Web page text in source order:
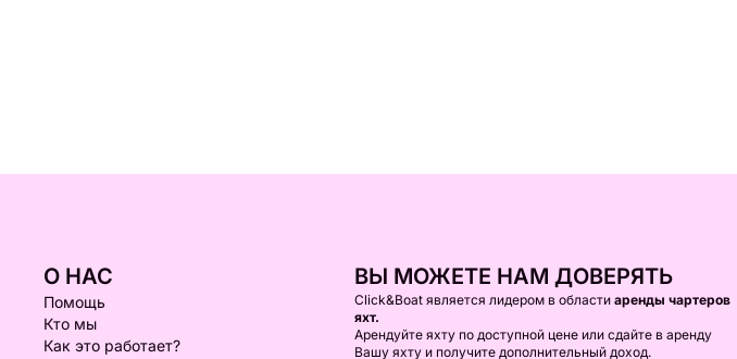
О НАС
Помощь
Кто мы
Как это работает?
ВЫ МОЖЕТЕ НАМ ДОВЕРЯТЬ
Click&Boat является лидером в области аренды чартеров
яхт.
Арендуйте яхту по доступной цене или сдайте в аренду
Вашу яхту и получите дополнительный доход.